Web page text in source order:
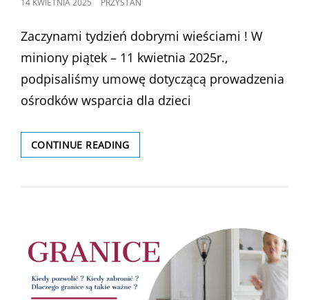
14 KWIETNIA 2025 PRZYSTAN
Zaczynami tydzień dobrymi wieściami ! W
miniony piątek – 11 kwietnia 2025r.,
podpisaliśmy umowę dotyczącą prowadzenia
ośrodków wsparcia dla dzieci
CONTINUE READINGPODPISANIE
UMOWY
PROWADZENIA
DZIECI
I
MŁODZIEŻY